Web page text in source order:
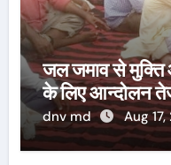
जल जमाव से मुक्ति
के लिए आन्दोलन
dnv md Aug